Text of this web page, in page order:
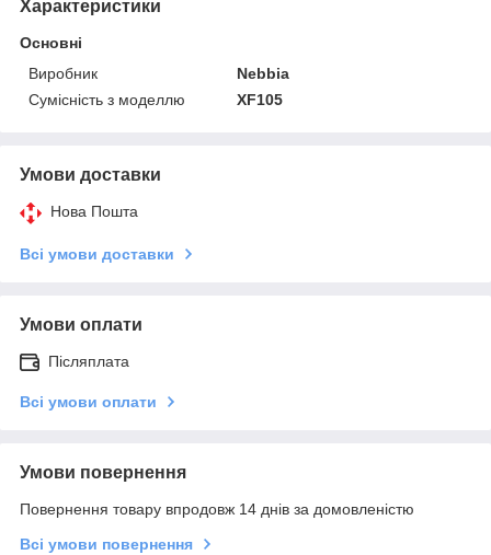
Характеристики
Основні
Виробник
Nebbia
Сумісність з моделлю
XF105
Умови доставки
Нова Пошта
Всі умови доставки
Умови оплати
Післяплата
Всі умови оплати
Умови повернення
Повернення товару впродовж 14 днів за домовленістю
Всі умови повернення